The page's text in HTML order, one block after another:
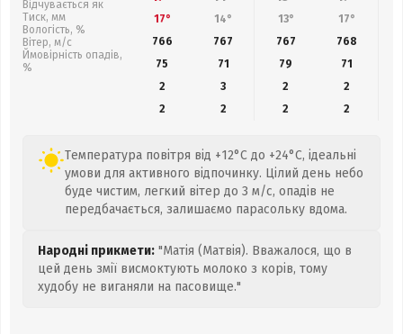
Відчувається як
Тиск, мм
Вологість, %
Вітер, м/с
Ймовірність опадів,
%
17° 14° 13° 17°
766
767 767 768
75
71 79 71
2
3 2
2
2
2 2 2
Температура повітря від +12°C до +24°C, ідеальні
умови для активного відпочинку. Цілий день небо
буде чистим, легкий вітер до 3 м/с, опадів не
передбачається, залишаємо парасольку вдома.
Народні прикмети: "Матія (Матвія). Вважалося, що в
цей день змії висмоктують молоко з корів, тому
худобу не виганяли на пасовище."